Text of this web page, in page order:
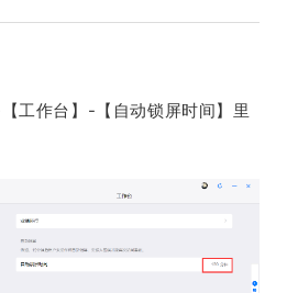
工作台】-【自动锁屏时间】里